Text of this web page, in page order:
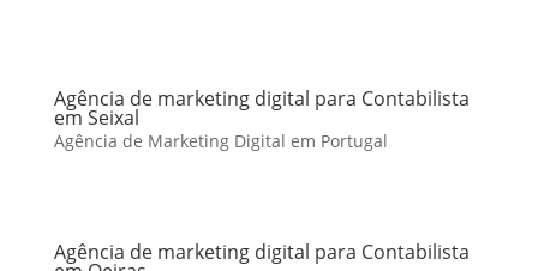
Agência de marketing digital para Contabilista
em Seixal
Agência de Marketing Digital em Portugal
Agência de marketing digital para Contabilista